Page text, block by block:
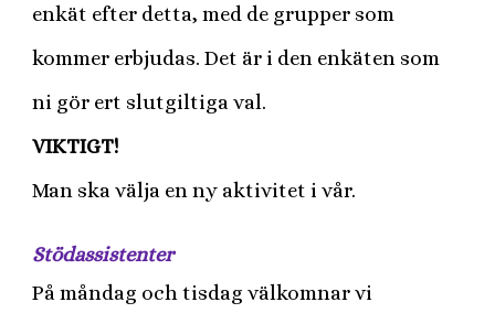
enkät efter detta, med de grupper som
kommer erbjudas. Det är i den enkäten som
ni gör ert slutgiltiga val.
VIKTIGT!
Man ska välja en ny aktivitet i vår.
Stödassistenter
På måndag och tisdag välkomnar vi